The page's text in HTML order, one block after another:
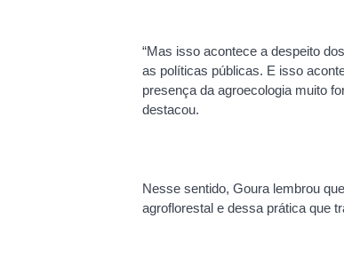
“Mas isso acontece a despeito
as políticas públicas. E isso
presença da agroecologia muito
destacou.
Nesse sentido, Goura lembrou
agroflorestal e dessa prática que